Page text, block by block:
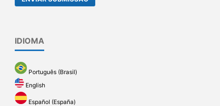
IDIOMA
Português (Brasil)
English
Español (España)